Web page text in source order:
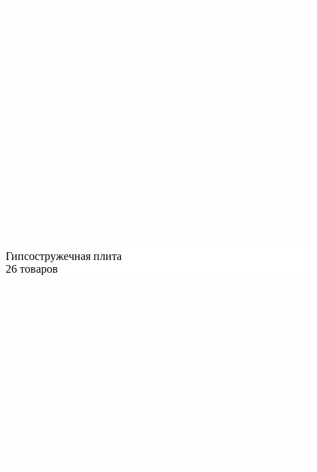
Гипсостружечная плита
26 товаров